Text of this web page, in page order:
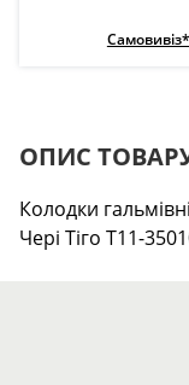
Самовивіз*
ОПИС
Колодки
Чері Тіго T11-